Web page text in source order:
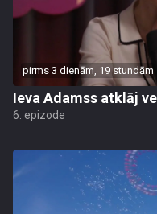
pirms 3 dienām, 19 stundām
Ieva Adamss atklāj
6. epizode